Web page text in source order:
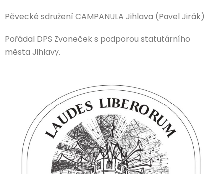
Pěvecké sdružení CAMPANULA Jihlava (Pavel Jirák)
Pořádal DPS Zvoneček s podporou statutárního
města Jihlavy.